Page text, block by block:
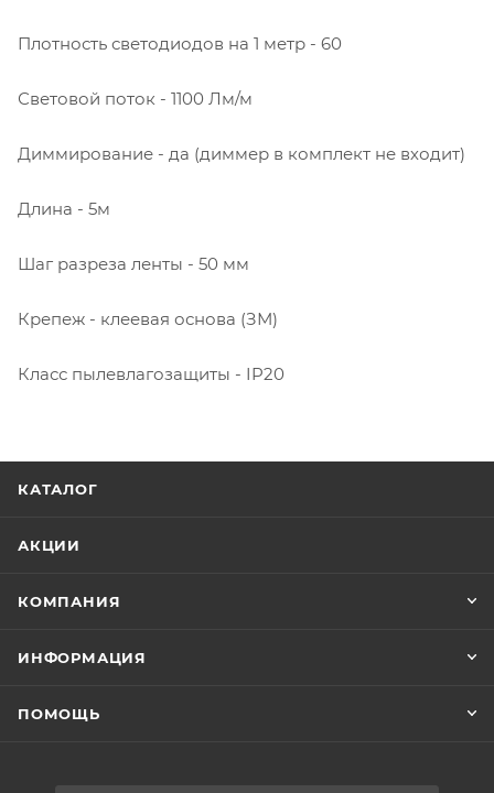
Плотность светодиодов на 1 метр - 60
Световой поток - 1100 Лм/м
Диммирование - да (диммер в комплект не входит)
Длина - 5м
Шаг разреза ленты - 50 мм
Крепеж - клеевая основа (ЗМ)
Класс пылевлагозащиты - IP20
КАТАЛОГ
АКЦИИ
КОМПАНИЯ
ИНФОРМАЦИЯ
ПОМОЩЬ